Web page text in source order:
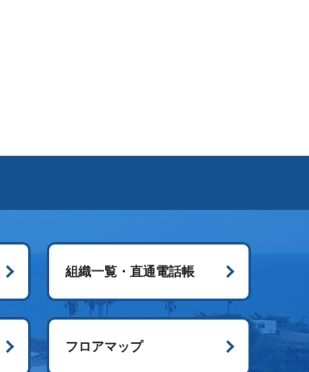
組織一覧・直通電話帳
フロアマップ